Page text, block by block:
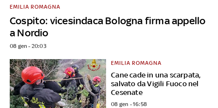
Cospito: vicesindaca Bologna firma appello
a Nordio
EMILIA ROMAGNA
08 gen - 20:03
Cane cade in una scarpata,
salvato da Vigili Fuoco nel
Cesenate
EMILIA ROMAGNA
08 gen - 16:58